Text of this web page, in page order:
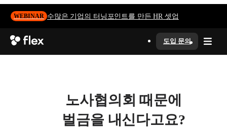
WEBINAR 수많은 기업의 터닝포인트를 만든 HR 셋업
도입 문의
노사협의회 때문에
벌금을 내신다고요?